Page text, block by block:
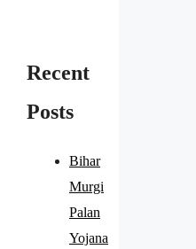
Recent
Posts
Bihar
Murgi
Palan
Yojana